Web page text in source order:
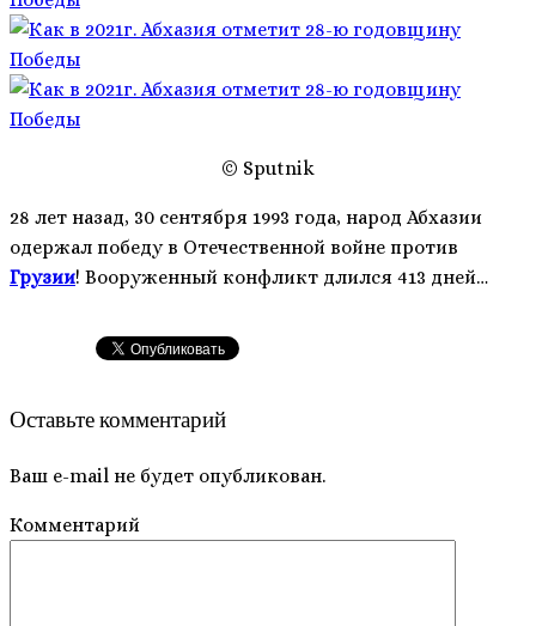
© Sputnik
28 лет назад, 30 сентября 1993 года, народ Абхазии
одержал победу в Отечественной войне против
Грузии! Вооруженный конфликт длился 413 дней…
Оставьте комментарий
Ваш e-mail не будет опубликован.
Комментарий